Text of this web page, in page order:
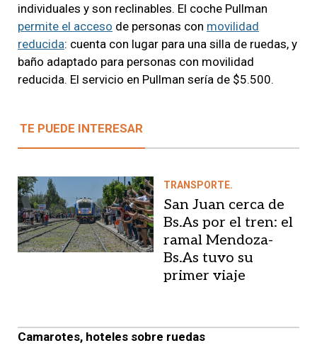
individuales y son reclinables. El coche Pullman
permite el acceso de personas con movilidad
reducida: cuenta con lugar para una silla de ruedas, y
baño adaptado para personas con movilidad
reducida. El servicio en Pullman sería de $5.500.
TE PUEDE INTERESAR
TRANSPORTE.
San Juan cerca de
Bs.As por el tren: el
ramal Mendoza-
Bs.As tuvo su
primer viaje
Camarotes, hoteles sobre ruedas